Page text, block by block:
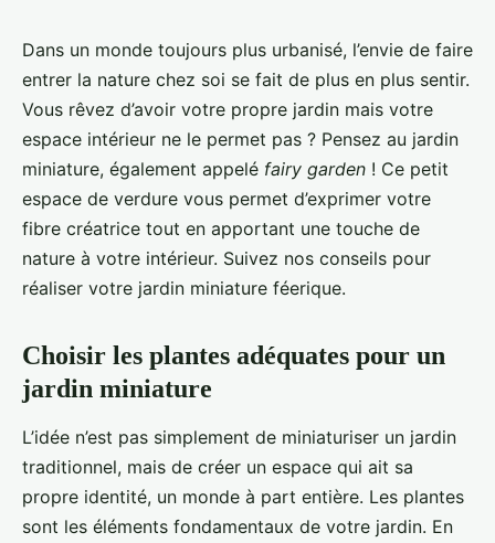
Comment réaliser un jardin
miniature féerique en intérieur?
Louis•1 avril 2024 •6 min de lecture
Dans un monde toujours plus urbanisé, l’envie de faire
entrer la nature chez soi se fait de plus en plus sentir.
Vous rêvez d’avoir votre propre jardin mais votre
espace intérieur ne le permet pas ? Pensez au jardin
miniature, également appelé fairy garden ! Ce petit
espace de verdure vous permet d’exprimer votre
fibre créatrice tout en apportant une touche de
nature à votre intérieur. Suivez nos conseils pour
réaliser votre jardin miniature féerique.
Choisir les plantes adéquates pour un
jardin miniature
L’idée n’est pas simplement de miniaturiser un jardin
traditionnel, mais de créer un espace qui ait sa
propre identité, un monde à part entière. Les plantes
sont les éléments fondamentaux de votre jardin. En